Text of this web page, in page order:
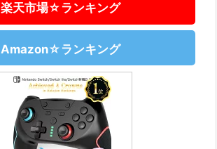
楽天市場☆ランキング
Amazon☆ランキング